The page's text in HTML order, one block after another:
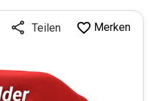
Teilen Merken